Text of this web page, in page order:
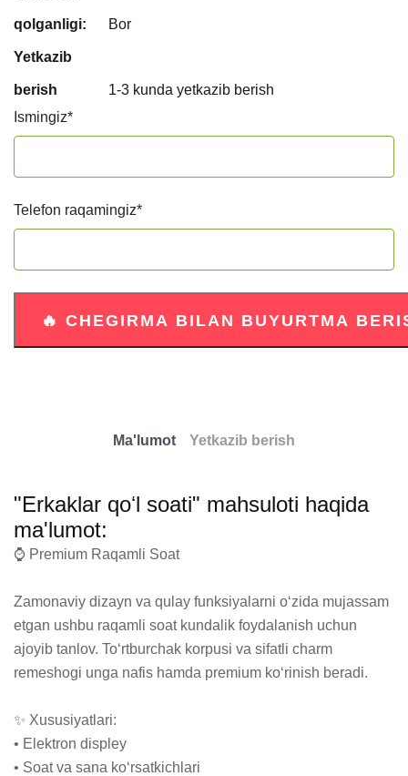
qolganligi: Bor
Yetkazib
berish
1-3 kunda yetkazib berish
Ismingiz*
Telefon raqamingiz*
Ma'lumot Yetkazib berish
"Erkaklar qoʻl soati" mahsuloti haqida
ma'lumot:
⌚ Premium Raqamli Soat
Zamonaviy dizayn va qulay funksiyalarni o‘zida mujassam
etgan ushbu raqamli soat kundalik foydalanish uchun
ajoyib tanlov. To‘rtburchak korpusi va sifatli charm
remeshogi unga nafis hamda premium ko‘rinish beradi.
✨ Xususiyatlari:
• Elektron displey
• Soat va sana ko‘rsatkichlari